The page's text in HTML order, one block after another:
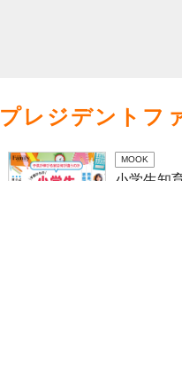
プレジデントフ
MOOK
小学生知